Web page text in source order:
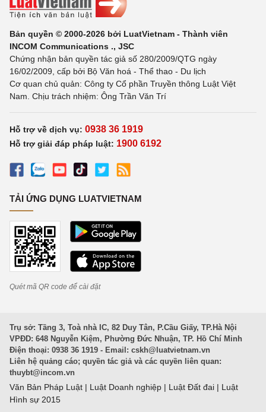
Bản quyền © 2000-2026 bởi LuatVietnam - Thành viên
INCOM Communications ., JSC
Chứng nhận bản quyền tác giả số 280/2009/QTG ngày
16/02/2009, cấp bởi Bộ Văn hoá - Thể thao - Du lịch
Cơ quan chủ quản: Công ty Cổ phần Truyền thông Luật Việt
Nam. Chịu trách nhiệm: Ông Trần Văn Trí
Hỗ trợ về dịch vụ: 0938 36 1919
Hỗ trợ giải đáp pháp luật: 1900 6192
TẢI ỨNG DỤNG LUATVIETNAM
Quét mã QR code để cài đặt
Trụ sở: Tầng 3, Toà nhà IC, 82 Duy Tân, P.Cầu Giấy, TP.Hà Nội
VPĐD: 648 Nguyễn Kiệm, Phường Đức Nhuận, TP. Hồ Chí Minh
Điện thoại: 0938 36 1919 - Email: cskh@luatvietnam.vn
Liên hệ quảng cáo; quyền tác giả và các quyền liên quan:
thuybt@incom.vn
Văn Bản Pháp Luật | Luật Doanh nghiệp | Luật Đất đai | Luật
Hình sự 2015